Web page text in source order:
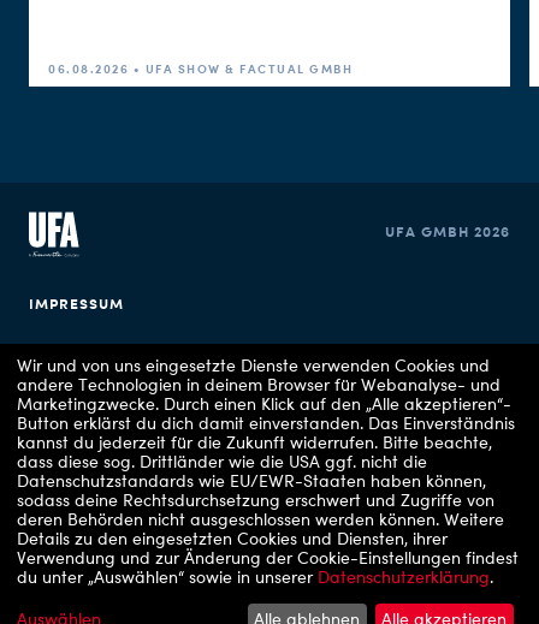
06.08.2026 • UFA SHOW & FACTUAL GMBH
IMPRESSUM
COOKIE EINSTELLUNGEN
UFA GMBH 2026
Copyrights: 1 - RTLZWEI / UFA Show & Factual, 2 - VOX / UFA Show & Factual, 3 -
Fiction/Hans-Joachim Pfeiffer, 6 - Prime Video, 7 - Apple TV, 8 - RTLZWEI
Wir und von uns eingesetzte Dienste verwenden Cookies und
andere Technologien in deinem Browser für Webanalyse- und
Marketingzwecke. Durch einen Klick auf den „Alle akzeptieren“-
Button erklärst du dich damit einverstanden. Das Einverständnis
kannst du jederzeit für die Zukunft widerrufen. Bitte beachte,
dass diese sog. Drittländer wie die USA ggf. nicht die
Datenschutzstandards wie EU/EWR-Staaten haben können,
sodass deine Rechtsdurchsetzung erschwert und Zugriffe von
deren Behörden nicht ausgeschlossen werden können. Weitere
Details zu den eingesetzten Cookies und Diensten, ihrer
Verwendung und zur Änderung der Cookie-Einstellungen findest
du unter „Auswählen“ sowie in unserer Datenschutzerklärung.
Auswählen Alle ablehnen Alle akzeptieren